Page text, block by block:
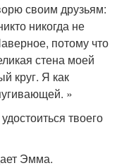
своим друзьям:
никогда не
потому что
стена моей
круг. Я как
»
твоего
Эмма.